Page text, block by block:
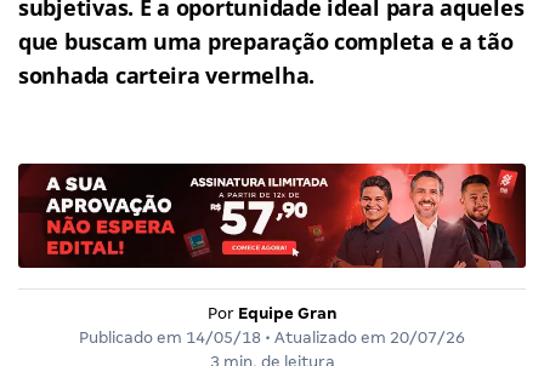
subjetivas. É a oportunidade ideal para aqueles
que buscam uma preparação completa e a tão
sonhada carteira vermelha.
Por Equipe Gran
Publicado em 14/05/18 • Atualizado em 20/07/26
3 min. de leitura